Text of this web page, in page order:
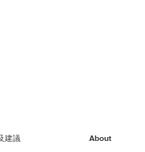
建議 About